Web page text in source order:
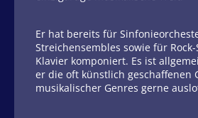
Er hat bereits für
Streichensembles sowie für
Klavier komponiert. Es ist
er die oft künstlich geschaffenen
musikalischer Genres gerne